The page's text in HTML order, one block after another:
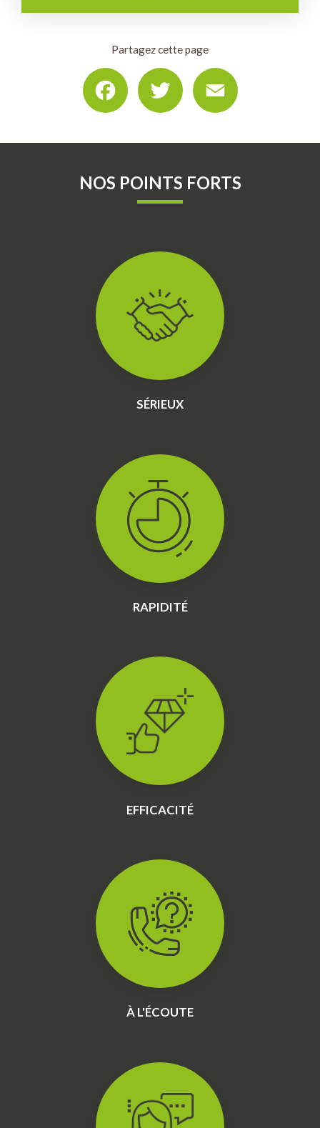
Partagez cette page
Facebook Twitter
NOS POINTS FORTS
SÉRIEUX
RAPIDITÉ
EFFICACITÉ
À L'ÉCOUTE